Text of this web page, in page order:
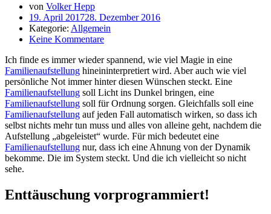
von Volker Hepp
19. April 201728. Dezember 2016
Kategorie: Allgemein
Keine Kommentare
Ich finde es immer wieder spannend, wie viel Magie in eine
Familienaufstellung hineininterpretiert wird. Aber auch wie viel
persönliche Not immer hinter diesen Wünschen steckt. Eine
Familienaufstellung soll Licht ins Dunkel bringen, eine
Familienaufstellung soll für Ordnung sorgen. Gleichfalls soll eine
Familienaufstellung auf jeden Fall automatisch wirken, so dass ich
selbst nichts mehr tun muss und alles von alleine geht, nachdem die
Aufstellung „abgeleistet“ wurde. Für mich bedeutet eine
Familienaufstellung nur, dass ich eine Ahnung von der Dynamik
bekomme. Die im System steckt. Und die ich vielleicht so nicht
sehe.
Enttäuschung vorprogrammiert!